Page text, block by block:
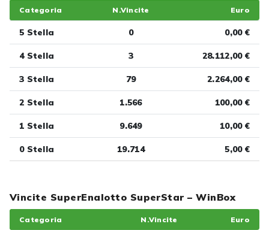
Vincite SuperEnalotto SuperStar – WinBox
Categoria N.Vincite Euro
Categoria N.Vincite Euro
5 Stella 0 0,00 €
4 Stella 3 28.112,00 €
3 Stella 79 2.264,00 €
2 Stella 1.566 100,00 €
1 Stella 9.649 10,00 €
0 Stella 19.714 5,00 €